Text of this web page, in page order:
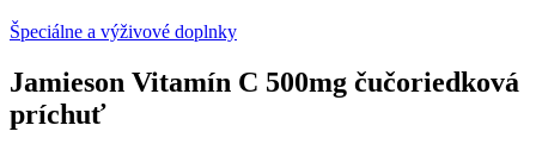
Špeciálne a výživové doplnky
Jamieson Vitamín C 500mg čučoriedková
príchuť